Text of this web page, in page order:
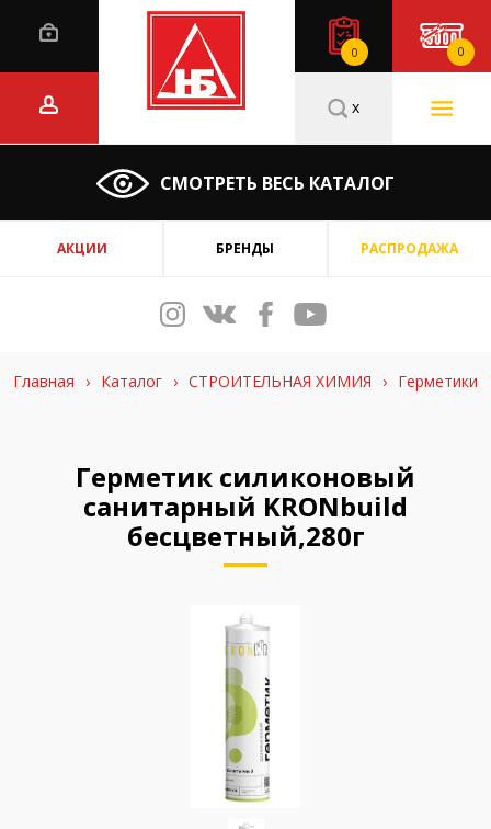
0 0
СМОТРЕТЬ ВЕСЬ КАТАЛОГ
x
АКЦИИ БРЕНДЫ РАСПРОДАЖА
Главная › Каталог › СТРОИТЕЛЬНАЯ ХИМИЯ › Герметики
Герметик силиконовый
санитарный KRONbuild
бесцветный,280г